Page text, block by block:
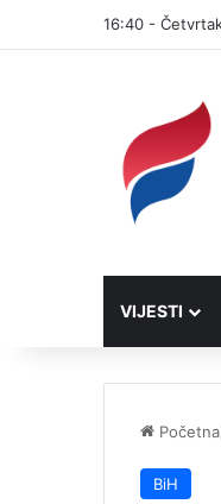
16:40 -
VIJESTI
Početna
BiH